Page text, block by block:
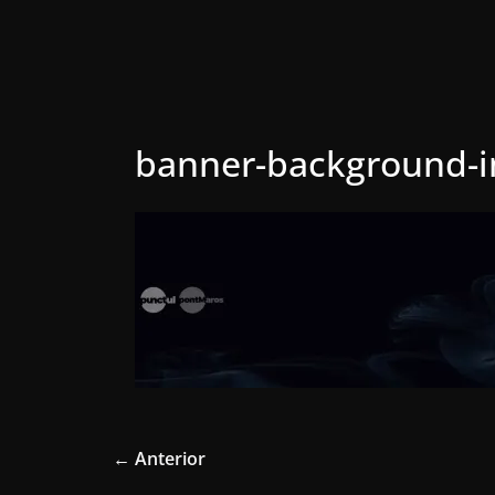
banner-background-
← Anterior